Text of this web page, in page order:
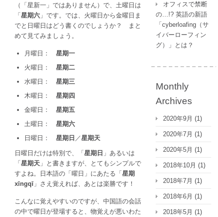
（「星新一」ではありません）で、土曜日は
「 星期六 」です。では、火曜日から金曜日ま
でと日曜日はどう書くのでしょうか？ まと
めて見てみましょう。
月曜日： 星期一
火曜日： 星期二
水曜日： 星期三
木曜日： 星期四
金曜日： 星期五
土曜日： 星期六
日曜日： 星期日 ／星期天
日曜日だけは特別で、「 星期日 」あるいは
「 星期天 」と書きますが、とてもシンプルで
すよね。日本語の「曜日」にあたる「 星期
xīngqī 」さえ覚えれば、あとは楽勝です！
こんなに覚えやすいのですが、中国語の会話
の中で曜日が登場すると、物覚えが悪いわた
オフィスで禁断
の…!? 英語の新語
「cyberloafing（サ
イバーローフィン
グ）」とは？
Monthly
Archives
2020年9月 (1)
2020年7月 (1)
2020年5月 (1)
2018年10月 (1)
2018年7月 (1)
2018年6月 (1)
2018年5月 (1)